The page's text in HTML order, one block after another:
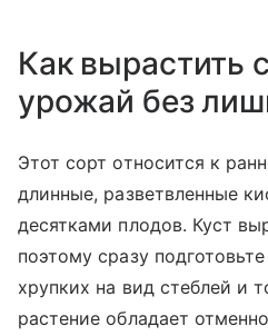
Как вырастить
урожай без
Этот сорт относится к
длинные, разветвленные
десятками плодов. Куст
поэтому сразу
хрупких на вид стеблей и
растение обладает